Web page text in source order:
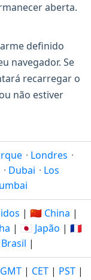
aberta.
definido
navegador. Se
recarregar o
não estiver
· Londres ·
· Dubai · Los
| 🇨🇳 China |
| 🇯🇵 Japão | 🇫🇷
|
GMT | CET | PST |